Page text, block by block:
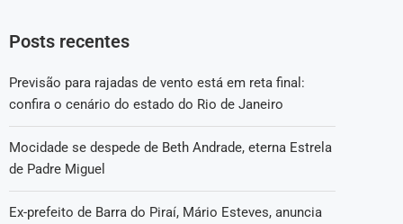
Posts recentes
Previsão para rajadas de vento está em reta final:
confira o cenário do estado do Rio de Janeiro
Mocidade se despede de Beth Andrade, eterna Estrela
de Padre Miguel
Ex-prefeito de Barra do Piraí, Mário Esteves, anuncia